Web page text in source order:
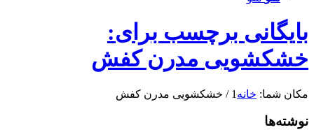
بایگانی برچسب برای:
خشکشویی مدرن کفش
مکان شما: خانه 1
/ خشکشویی مدرن کفش
نوشته‌ها